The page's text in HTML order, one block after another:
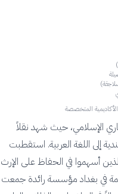
المتخصصة
حيث شهد نقلاً
اللغة العربية. استقطبت
أسهموا في الحفاظ على الإرث
بغداد مؤسسة رائدة جمعت